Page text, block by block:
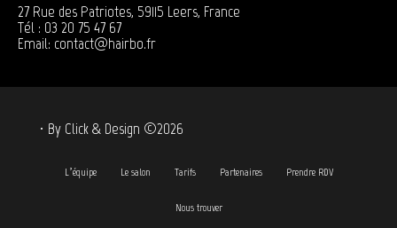
27 Rue des Patriotes, 59115 Leers, France
Tél : 03 20 75 47 67
Email: contact@hairbo.fr
· By Click & Design ©2026
L’équipe Le salon Tarifs Partenaires Prendre RDV
Nous trouver